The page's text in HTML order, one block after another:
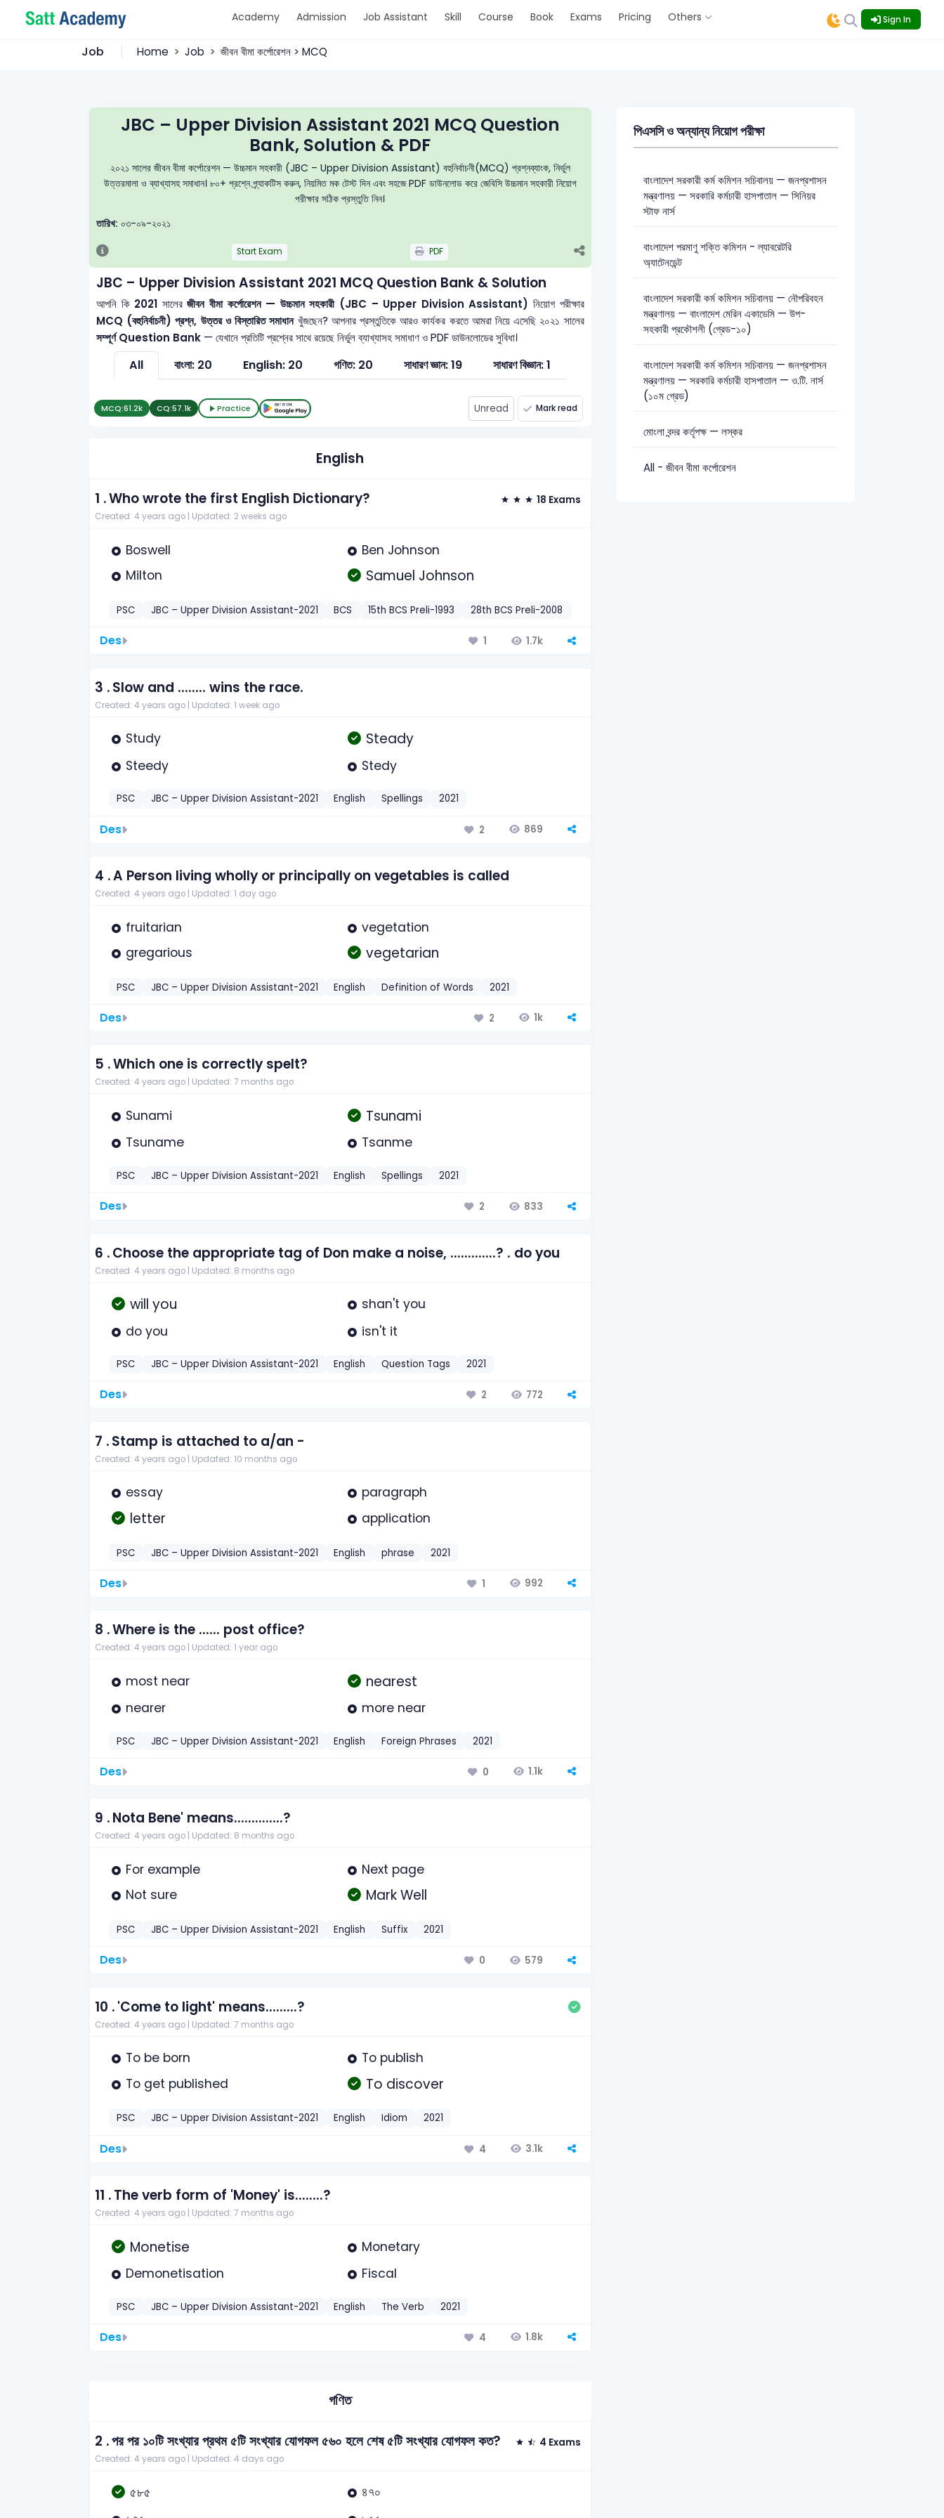
Academy Admission Job Assistant Skill Course Book Exams Pricing Others Sign In
Job Home Job জীবন বীমা কর্পোরেশন > MCQ
JBC – Upper Division Assistant 2021 MCQ Question
Bank, Solution & PDF
২০২১ সালের জীবন বীমা কর্পোরেশন — উচ্চমান সহকারী (JBC – Upper Division Assistant) বহুনির্বাচনী(MCQ) প্রশ্নব্যাংক, নির্ভুল
উত্তরমালা ও ব্যাখ্যাসহ সমাধান। ৮০+ প্রশ্নে প্র্যাকটিস করুন, নিয়মিত মক টেস্ট দিন এবং সহজে PDF ডাউনলোড করে জেবিসি উচ্চমান সহকারী নিয়োগ
পরীক্ষার সঠিক প্রস্তুতি নিন।
তারিখ: ০৩-০৯-২০২১
Start Exam PDF
JBC – Upper Division Assistant 2021 MCQ Question Bank & Solution
আপনি কি 2021 সালেরজীবন বীমা কর্পোরেশন — উচ্চমান সহকারী (JBC – Upper Division Assistant)নিয়োগ পরীক্ষার
MCQ (বহুনির্বাচনী) প্রশ্ন, উত্তর ও বিস্তারিত সমাধানখুঁজছেন? আপনার প্রস্তুতিকে আরও কার্যকর করতে আমরা নিয়ে এসেছি ২০২১ সালের
সম্পূর্ণ Question Bank — যেখানে প্রতিটি প্রশ্নের সাথে রয়েছে নির্ভুল ব্যাখ্যাসহ সমাধাণ ও PDF ডাউনলোডের সুবিধা।
All বাংলা: 20 English: 20 গণিত: 20 সাধারণ জ্ঞান: 19 সাধারণ বিজ্ঞান: 1
MCQ:61.2k CQ:57.1k Practice Unread Mark read
English
1 .Who wrote the first English Dictionary? 18 Exams
Created: 4 years ago | Updated: 2 weeks ago
Boswell
Ben Johnson
Milton
Samuel Johnson
PSC JBC – Upper Division Assistant-2021 BCS 15th BCS Preli-1993 28th BCS Preli-2008
Des 1 1.7k
3 .Slow and ........ wins the race.
Created: 4 years ago | Updated: 1 week ago
Study Steady
Steedy Stedy
PSC JBC – Upper Division Assistant-2021 English Spellings 2021
Des 2 869
4 .A Person living wholly or principally on vegetables is called
Created: 4 years ago | Updated: 1 day ago
fruitarian
vegetation
gregarious
vegetarian
PSC JBC – Upper Division Assistant-2021 English Definition of Words 2021
Des 2 1k
5 .Which one is correctly spelt?
Created: 4 years ago | Updated: 7 months ago
Sunami Tsunami
Tsuname Tsanme
PSC JBC – Upper Division Assistant-2021 English Spellings 2021
Des 2 833
6 .Choose the appropriate tag of Don make a noise, .............? . do you
Created: 4 years ago | Updated: 8 months ago
will you
shan't you
do you
isn't it
PSC JBC – Upper Division Assistant-2021 English Question Tags 2021
Des 2 772
7 .Stamp is attached to a/an -
Created: 4 years ago | Updated: 10 months ago
essay paragraph
letter application
PSC JBC – Upper Division Assistant-2021 English phrase 2021
Des 1 992
8 .Where is the ...... post office?
Created: 4 years ago | Updated: 1 year ago
most near nearest
nearer more near
PSC JBC – Upper Division Assistant-2021 English Foreign Phrases 2021
Des 0 1.1k
9 .Nota Bene' means..............?
Created: 4 years ago | Updated: 8 months ago
For example
Next page
Not sure
Mark Well
PSC JBC – Upper Division Assistant-2021 English Suffix 2021
Des 0 579
10 .'Come to light' means.........?
Created: 4 years ago | Updated: 7 months ago
To be born
To publish
To get published
To discover
PSC JBC – Upper Division Assistant-2021 English Idiom 2021
Des 4 3.1k
11 .The verb form of 'Money' is........?
Created: 4 years ago | Updated: 7 months ago
Monetise
Monetary
Demonetisation
Fiscal
PSC JBC – Upper Division Assistant-2021 English The Verb 2021
Des 4 1.8k
গণিত
2 .পর পর ১০টি সংখ্যার প্রথম ৫টি সংখ্যার যোগফল ৫৬০ হলে শেষ ৫টি সংখ্যার যোগফল কত? 4 Exams
Created: 4 years ago | Updated: 4 days ago
৫৮৫
৪৭০
পিএসসি ও অন্যান্য নিয়োগ পরীক্ষা
বাংলাদেশ সরকারী কর্ম কমিশন সচিবালয় — জনপ্রশাসন
মন্ত্রণালয় — সরকারি কর্মচারী হাসপাতাল — সিনিয়র
স্টাফ নার্স
বাংলাদেশ পরমাণু শক্তি কমিশন - ল্যাবরেটরি
অ্যাটেনডেন্ট
বাংলাদেশ সরকারী কর্ম কমিশন সচিবালয় — নৌপরিবহন
মন্ত্রণালয় — বাংলাদেশ মেরিন একাডেমি — উপ-
সহকারী প্রকৌশলী (গ্রেড-১০)
বাংলাদেশ সরকারী কর্ম কমিশন সচিবালয় — জনপ্রশাসন
মন্ত্রণালয় — সরকারি কর্মচারী হাসপাতাল — ও.টি. নার্স
(১০ম গ্রেড)
মোংলা বন্দর কর্তৃপক্ষ — লস্কর
All - জীবন বীমা কর্পোরেশন